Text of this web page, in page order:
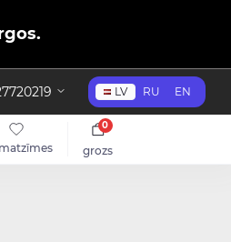
LV RU EN
grozs
0